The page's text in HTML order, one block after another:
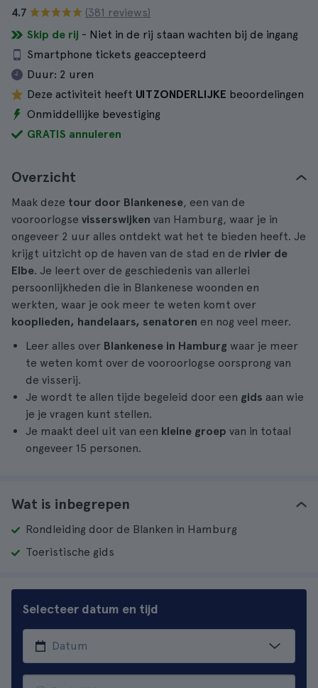
4.7
(381 reviews)
Skip de rij - Niet in de rij staan wachten bij de ingang
Smartphone tickets geaccepteerd
Duur: 2 uren
Deze activiteit heeft UITZONDERLIJKE beoordelingen
Onmiddellijke bevestiging
GRATIS annuleren
Overzicht
Maak deze tour door Blankenese, een van de
vooroorlogse visserswijken van Hamburg, waar je in
ongeveer 2 uur alles ontdekt wat het te bieden heeft. Je
krijgt uitzicht op de haven van de stad en de rivier de
Elbe. Je leert over de geschiedenis van allerlei
persoonlijkheden die in Blankenese woonden en
werkten, waar je ook meer te weten komt over
kooplieden, handelaars, senatoren en nog veel meer.
Leer alles over Blankenese in Hamburg waar je meer
te weten komt over de vooroorlogse oorsprong van
de visserij.
Je wordt te allen tijde begeleid door een gids aan wie
je je vragen kunt stellen.
Je maakt deel uit van een kleine groep van in totaal
ongeveer 15 personen.
Wat is inbegrepen
Rondleiding door de Blanken in Hamburg
Toeristische gids
Selecteer datum en tijd